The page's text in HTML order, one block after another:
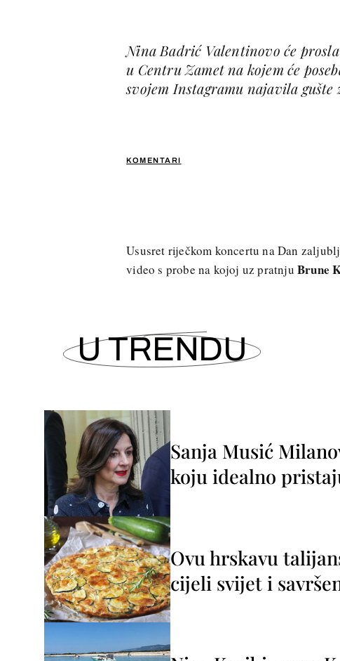
KOMENTARI
Nina Badrić Valentinovo će
u Centru Zamet na kojem će
svojem Instagramu najavila gušte
Ususret riječkom koncertu na Dan
video s probe na kojoj uz pratnju Brune
U TRENDU
Sanja Musić
koju idealno
Ovu hrskavu
cijeli svijet i